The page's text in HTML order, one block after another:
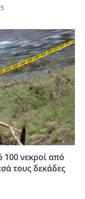
νεκροί από
τους δεκάδες